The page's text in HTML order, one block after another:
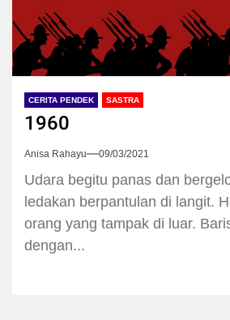
CERITA PENDEK SASTRA
1960
Anisa Rahayu 09/03/2021
Udara begitu panas dan
ledakan berpantulan di langit.
orang yang tampak di luar.
dengan...